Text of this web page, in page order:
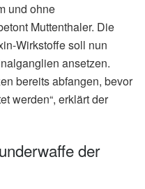
und ohne
Muttenthaler. Die
Wirkstoffe soll nun
ansetzen.
bereits abfangen, bevor
werden“, erklärt der
der